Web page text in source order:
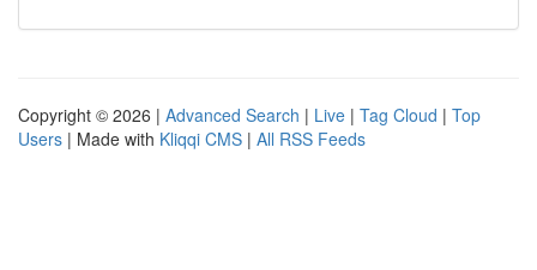
Copyright © 2026 | Advanced Search | Live | Tag Cloud | Top
Users | Made with Kliqqi CMS | All RSS Feeds